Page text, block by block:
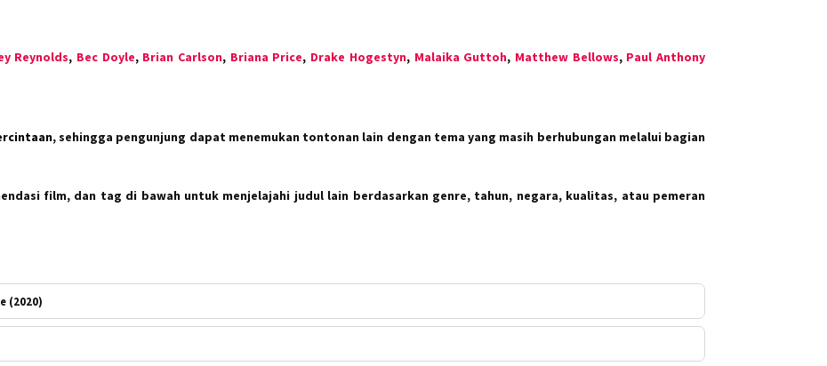
Reynolds, Bec Doyle, Brian Carlson, Briana Price, Drake Hogestyn, Malaika Guttoh, Matthew Bellows, Paul Anthony
, sehingga pengunjung dapat menemukan tontonan lain dengan tema yang masih berhubungan melalui bagian
film, dan tag di bawah untuk menjelajahi judul lain berdasarkan genre, tahun, negara, kualitas, atau pemeran
(2020)